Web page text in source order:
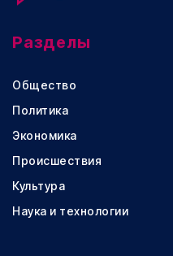
Разделы
Общество
Политика
Экономика
Происшествия
Культура
Наука и технологии